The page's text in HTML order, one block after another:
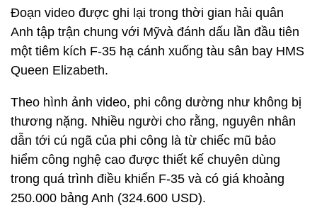
Đoạn video được ghi lại trong thời gian hải quân
Anh tập trận chung với Mỹvà đánh dấu lần đầu tiên
một tiêm kích F-35 hạ cánh xuống tàu sân bay HMS
Queen Elizabeth.
Theo hình ảnh video, phi công dường như không bị
thương nặng. Nhiều người cho rằng, nguyên nhân
dẫn tới cú ngã của phi công là từ chiếc mũ bảo
hiểm công nghệ cao được thiết kế chuyên dùng
trong quá trình điều khiển F-35 và có giá khoảng
250.000 bảng Anh (324.600 USD).